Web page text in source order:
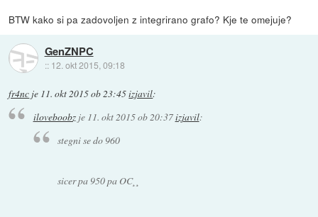
BTW kako si pa zadovoljen z integrirano grafo? Kje te omejuje?
GenZNPC
:: 12. okt 2015, 09:18
fr4nc je 11. okt 2015 ob 23:45izjavil:
iloveboobzje 11. okt 2015 ob 20:37izjavil:
stegni se do 960
sicer pa 950 pa OC¸¸